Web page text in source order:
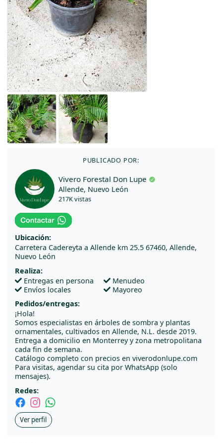
PUBLICADO POR:
Vivero Forestal Don Lupe
Allende, Nuevo León
217K vistas
Ubicación:
Carretera Cadereyta a Allende km 25.5 67460, Allende,
Nuevo León
Realiza:
Entregas en persona
Envíos locales
Menudeo
Mayoreo
Pedidos/entregas:
¡Hola!
Somos especialistas en árboles de sombra y plantas
ornamentales, cultivados en Allende, N.L. desde 2019.
Entrega a domicilio en Monterrey y zona metropolitana
cada fin de semana.
Catálogo completo con precios en viverodonlupe.com
Para visitas, agendar su cita por WhatsApp (solo
mensajes).
Redes:
Ver perfil